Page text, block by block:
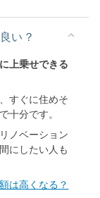
い？
上乗せできる
すぐに住めそ
十分です。
ノベーション
にしたい人も
は高くなる？